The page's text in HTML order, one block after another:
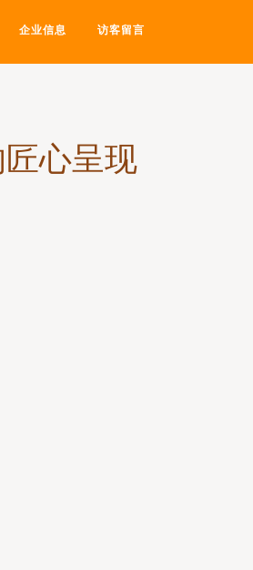
企业信息 访客留言
心呈现